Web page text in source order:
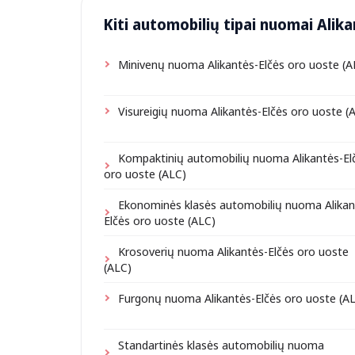
Kiti automobilių tipai nuomai
Minivenų nuoma Alikantės-Elčės oro uoste
Visureigių nuoma Alikantės-Elčės oro uoste
Kompaktinių automobilių nuoma Alikantės-
oro uoste (ALC)
Ekonominės klasės automobilių nuoma
Elčės oro uoste (ALC)
Krosoverių nuoma Alikantės-Elčės oro uoste
(ALC)
Furgonų nuoma Alikantės-Elčės oro uoste
Standartinės klasės automobilių nuoma